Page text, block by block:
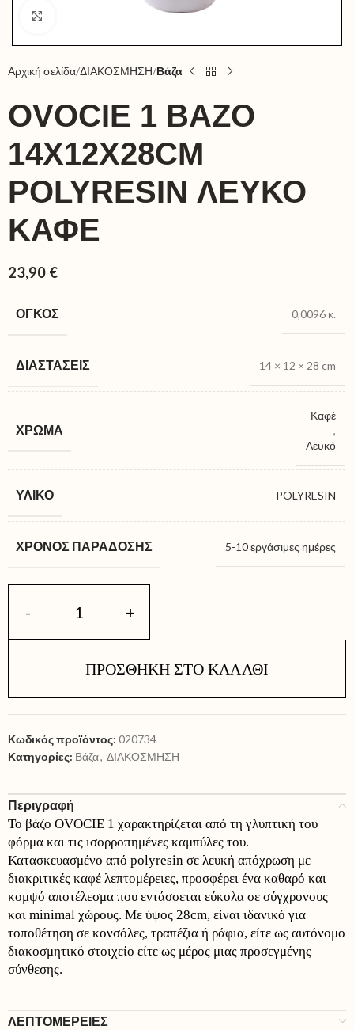
Αρχική σελίδα ΔΙΑΚΟΣΜΗΣΗ Βάζα
OVOCIE 1 ΒΑΖΟ
14X12X28CM
POLYRESIN ΛΕΥΚΟ
ΚΑΦΕ
23,90 €
ΌΓΚΟΣ 0,0096 κ.
ΔΙΑΣΤΆΣΕΙΣ 14 × 12 × 28 cm
ΧΡΏΜΑ
Καφέ
,
Λευκό
ΥΛΙΚΌ POLYRESIN
ΧΡΌΝΟΣ ΠΑΡΆΔΟΣΗΣ 5-10 εργάσιμες ημέρες
ΠΡΟΣΘΉΚΗ ΣΤΟ ΚΑΛΆΘΙ
Κωδικός προϊόντος: 020734
Κατηγορίες: Βάζα, ΔΙΑΚΟΣΜΗΣΗ
Περιγραφή
Το βάζο OVOCIE 1 χαρακτηρίζεται από τη γλυπτική του
φόρμα και τις ισορροπημένες καμπύλες του.
Κατασκευασμένο από polyresin σε λευκή απόχρωση με
διακριτικές καφέ λεπτομέρειες, προσφέρει ένα καθαρό και
κομψό αποτέλεσμα που εντάσσεται εύκολα σε σύγχρονους
και minimal χώρους. Με ύψος 28cm, είναι ιδανικό για
τοποθέτηση σε κονσόλες, τραπέζια ή ράφια, είτε ως αυτόνομο
διακοσμητικό στοιχείο είτε ως μέρος μιας προσεγμένης
σύνθεσης.
ΛΕΠΤΟΜΕΡΕΙΕΣ